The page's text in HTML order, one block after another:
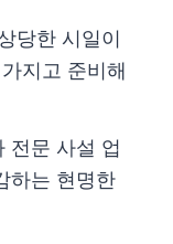
당한 시일이
지고 준비해
전문 사설 업
하는 현명한